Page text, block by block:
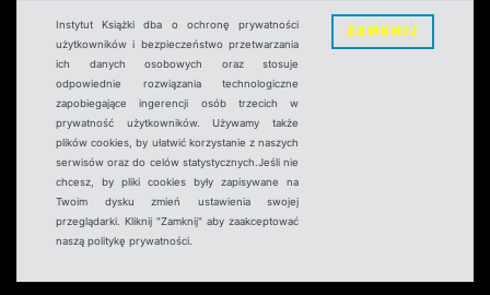
Instytut Książki dba o ochronę prywatności
użytkowników i bezpieczeństwo przetwarzania
ich danych osobowych oraz stosuje
odpowiednie rozwiązania technologiczne
zapobiegające ingerencji osób trzecich w
prywatność użytkowników. Używamy także
plików cookies, by ułatwić korzystanie z naszych
serwisów oraz do celów statystycznych.Jeśli nie
chcesz, by pliki cookies były zapisywane na
Twoim dysku zmień ustawienia swojej
przeglądarki. Kliknij "Zamknij" aby zaakceptować
naszą politykę prywatności.
ZAMKNIJ